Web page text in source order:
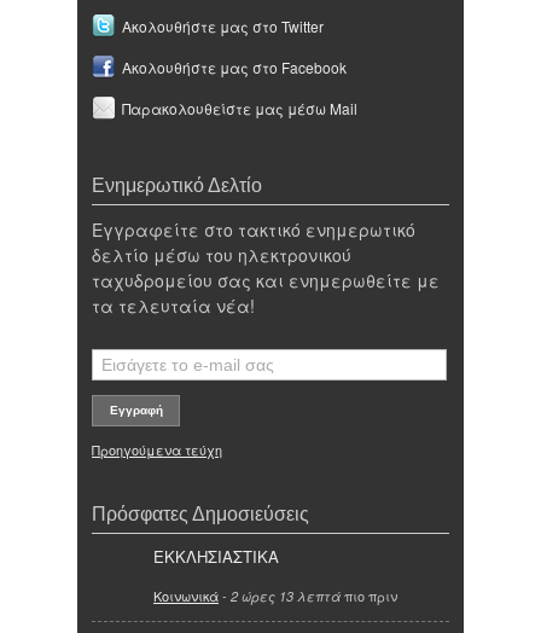
Ακολουθήστε μας στο Twitter
Ακολουθήστε μας στο Facebook
Παρακολουθείστε μας μέσω Mail
Ενημερωτικό Δελτίο
Εγγραφείτε στο τακτικό ενημερωτικό
δελτίο μέσω του ηλεκτρονικού
ταχυδρομείου σας και ενημερωθείτε με
τα τελευταία νέα!
Προηγούμενα τεύχη
Πρόσφατες Δημοσιεύσεις
ΕΚΚΛΗΣΙΑΣΤΙΚΑ
Κοινωνικά- 2 ώρες 13 λεπτά πιο πριν